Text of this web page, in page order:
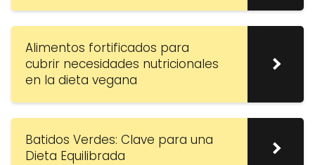
Alimentos fortificados para
cubrir necesidades nutricionales
en la dieta vegana
Batidos Verdes: Clave para una
Dieta Equilibrada